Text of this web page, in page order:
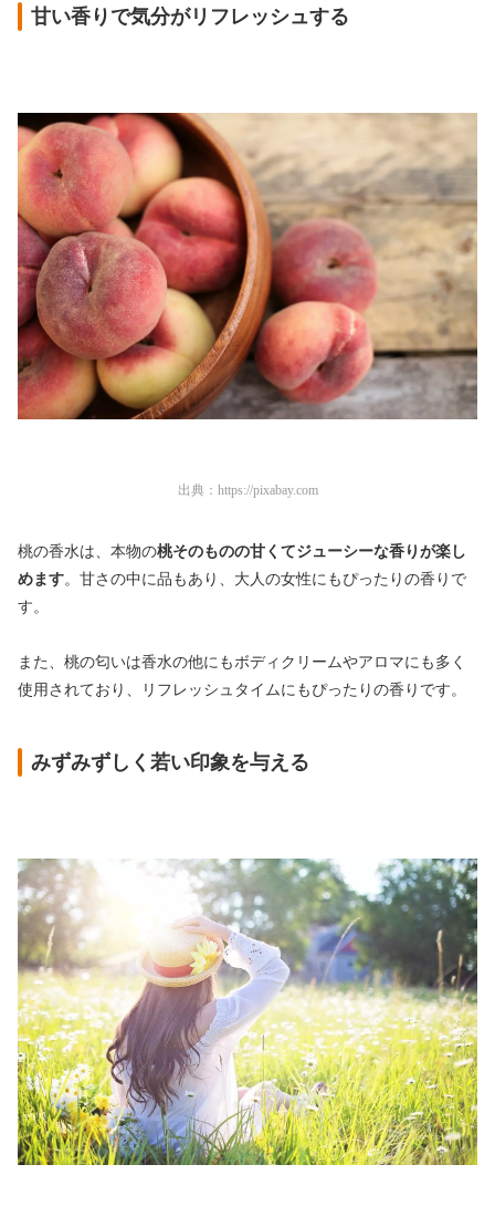
甘い香りで気分がリフレッシュする
出典： https://pixabay.com
桃の香水は、本物の桃そのものの甘くてジューシーな香りが楽し
めます。甘さの中に品もあり、大人の女性にもぴったりの香りで
す。
また、桃の匂いは香水の他にもボディクリームやアロマにも多く
使用されており、リフレッシュタイムにもぴったりの香りです。
みずみずしく若い印象を与える